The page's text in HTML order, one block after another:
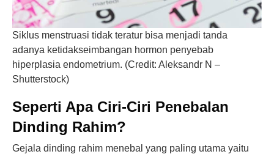
Siklus menstruasi tidak teratur bisa menjadi tanda
adanya ketidakseimbangan hormon penyebab
hiperplasia endometrium. (Credit: Aleksandr N –
Shutterstock)
Seperti Apa Ciri-Ciri Penebalan
Dinding Rahim?
Gejala dinding rahim menebal yang paling utama yaitu